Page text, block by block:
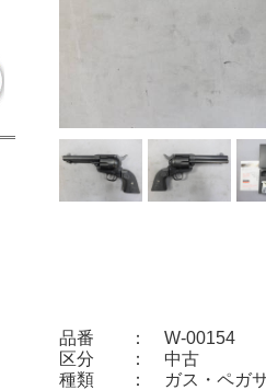
品番 ： W-00154
区分 ： 中古
種類 ： ガス・ペガ